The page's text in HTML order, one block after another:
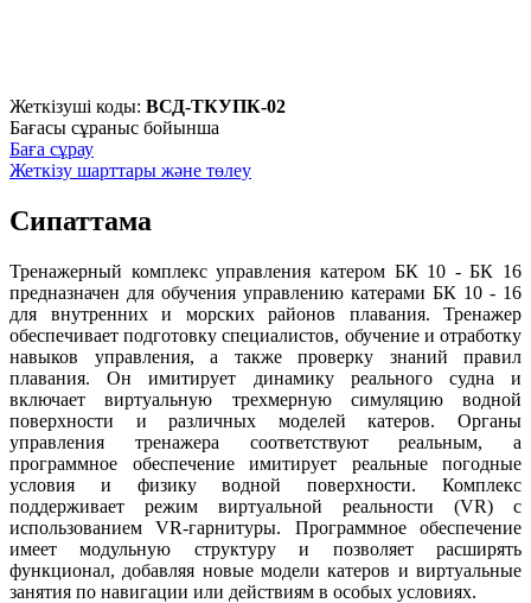
Жеткізуші коды: ВСД-ТКУПК-02
Бағасы сұраныс бойынша
Баға сұрау
Жеткізу шарттары және төлеу
Сипаттама
Тренажерный комплекс управления катером БК 10 - БК 16
предназначен для обучения управлению катерами БК 10 - 16
для внутренних и морских районов плавания. Тренажер
обеспечивает подготовку специалистов, обучение и отработку
навыков управления, а также проверку знаний правил
плавания. Он имитирует динамику реального судна и
включает виртуальную трехмерную симуляцию водной
поверхности и различных моделей катеров. Органы
управления тренажера соответствуют реальным, а
программное обеспечение имитирует реальные погодные
условия и физику водной поверхности. Комплекс
поддерживает режим виртуальной реальности (VR) с
использованием VR-гарнитуры. Программное обеспечение
имеет модульную структуру и позволяет расширять
функционал, добавляя новые модели катеров и виртуальные
занятия по навигации или действиям в особых условиях.